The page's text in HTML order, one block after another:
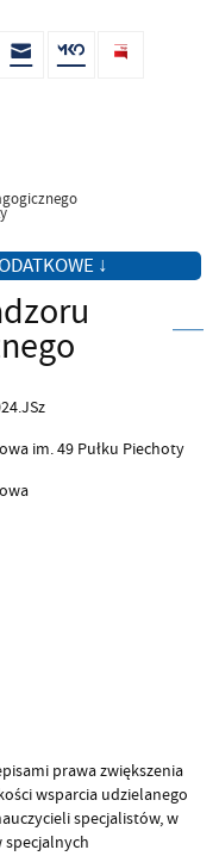
↓
im. 49 Pułku Piechoty
prawa zwiększenia
wsparcia udzielanego
specjalistów, w